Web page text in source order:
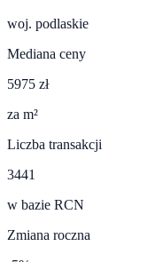
woj. podlaskie
Mediana ceny
5975 zł
za m²
Liczba transakcji
3441
w bazie RCN
Zmiana roczna